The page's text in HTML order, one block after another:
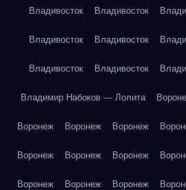
Владивосток Владивосток
Владивосток Владивосток
Владивосток Владивосток
Владимир Набоков — Лолита
Воронеж Воронеж Воронеж
Воронеж Воронеж Воронеж
Воронеж Воронеж Воронеж